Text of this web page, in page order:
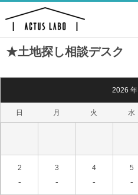
★土地探し相談デスク
2026 年
日 月 火 水
2
-
3
-
4
-
5
-